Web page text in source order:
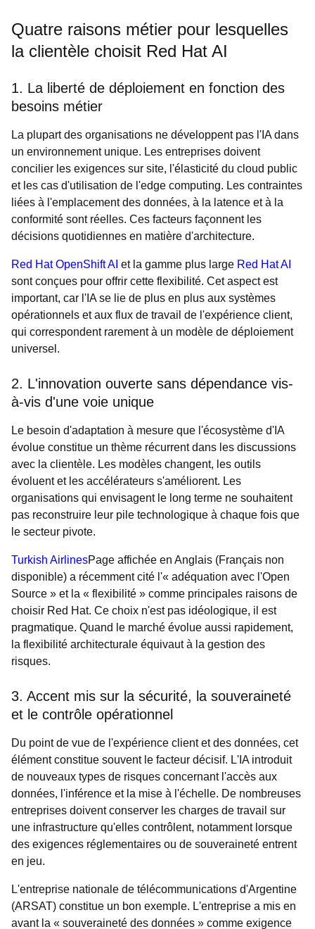
Quatre raisons métier pour lesquelles
la clientèle choisit Red Hat AI
1. La liberté de déploiement en fonction des
besoins métier
La plupart des organisations ne développent pas l'IA dans
un environnement unique. Les entreprises doivent
concilier les exigences sur site, l'élasticité du cloud public
et les cas d'utilisation de l'edge computing. Les contraintes
liées à l'emplacement des données, à la latence et à la
conformité sont réelles. Ces facteurs façonnent les
décisions quotidiennes en matière d'architecture.
Red Hat OpenShift AI et la gamme plus large Red Hat AI
sont conçues pour offrir cette flexibilité. Cet aspect est
important, car l'IA se lie de plus en plus aux systèmes
opérationnels et aux flux de travail de l'expérience client,
qui correspondent rarement à un modèle de déploiement
universel.
2. L'innovation ouverte sans dépendance vis-
à-vis d'une voie unique
Le besoin d'adaptation à mesure que l'écosystème d'IA
évolue constitue un thème récurrent dans les discussions
avec la clientèle. Les modèles changent, les outils
évoluent et les accélérateurs s'améliorent. Les
organisations qui envisagent le long terme ne souhaitent
pas reconstruire leur pile technologique à chaque fois que
le secteur pivote.
Turkish AirlinesPage affichée en Anglais (Français non
disponible) a récemment cité l'« adéquation avec l'Open
Source » et la « flexibilité » comme principales raisons de
choisir Red Hat. Ce choix n'est pas idéologique, il est
pragmatique. Quand le marché évolue aussi rapidement,
la flexibilité architecturale équivaut à la gestion des
risques.
3. Accent mis sur la sécurité, la souveraineté
et le contrôle opérationnel
Du point de vue de l'expérience client et des données, cet
élément constitue souvent le facteur décisif. L'IA introduit
de nouveaux types de risques concernant l'accès aux
données, l'inférence et la mise à l'échelle. De nombreuses
entreprises doivent conserver les charges de travail sur
une infrastructure qu'elles contrôlent, notamment lorsque
des exigences réglementaires ou de souveraineté entrent
en jeu.
L'entreprise nationale de télécommunications d'Argentine
(ARSAT) constitue un bon exemple. L'entreprise a mis en
avant la « souveraineté des données » comme exigence